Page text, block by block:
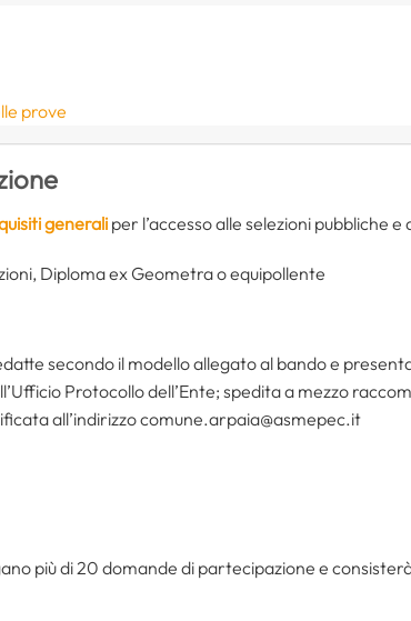
prove
generaliper l’accesso alle selezioni pubbliche
Diploma ex Geometra o equipollente
secondo il modello allegato al bando e
Protocollo dell’Ente; spedita a mezzo
all’indirizzo comune.arpaia@asmepec.it
più di 20 domande di partecipazione e